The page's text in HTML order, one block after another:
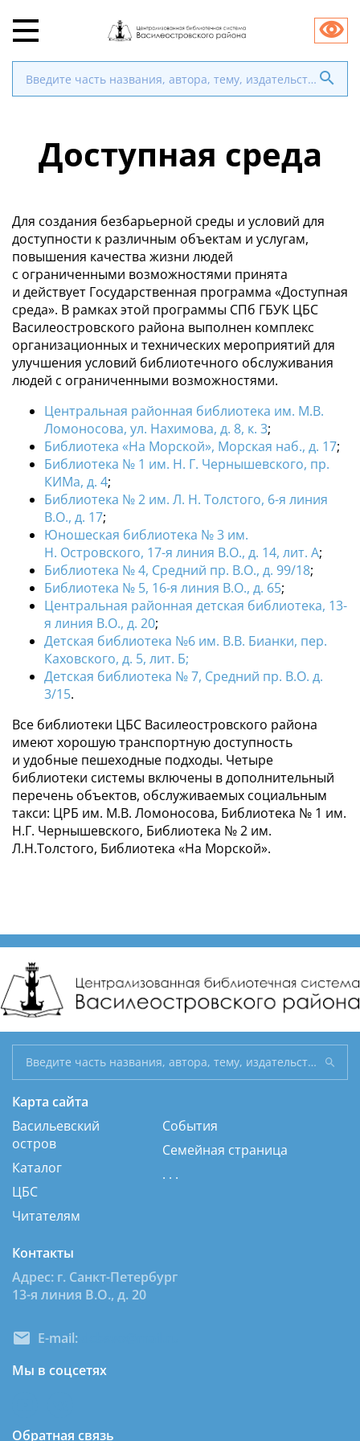
Доступная среда
Для создания безбарьерной среды и условий для
доступности к различным объектам и услугам,
повышения качества жизни людей
с ограниченными возможностями принята
и действует Государственная программа «Доступная
среда». В рамках этой программы СПб ГБУК ЦБС
Василеостровского района выполнен комплекс
организационных и технических мероприятий для
улучшения условий библиотечного обслуживания
людей с ограниченными возможностями.
Центральная районная библиотека им. М.В.
Ломоносова, ул. Нахимова, д. 8, к. 3;
Библиотека «На Морской», Морская наб., д. 17;
Библиотека № 1 им. Н. Г. Чернышевского, пр.
КИМа, д. 4;
Библиотека № 2 им. Л. Н. Толстого, 6-я линия
В.О., д. 17;
Юношеская библиотека № 3 им.
Н. Островского, 17-я линия В.О., д. 14, лит. А;
Библиотека № 4, Средний пр. В.О., д. 99/18;
Библиотека № 5, 16-я линия В.О., д. 65;
Центральная районная детская библиотека, 13-
я линия В.О., д. 20;
Детская библиотека №6 им. В.В. Бианки, пер.
Каховского, д. 5, лит. Б;
Детская библиотека № 7, Средний пр. В.О. д.
3/15.
Все библиотеки ЦБС Василеостровского района
имеют хорошую транспортную доступность
и удобные пешеходные подходы. Четыре
библиотеки системы включены в дополнительный
перечень объектов, обслуживаемых социальным
такси: ЦРБ им. М.В. Ломоносова, Библиотека № 1 им.
Н.Г. Чернышевского, Библиотека № 2 им.
Л.Н.Толстого, Библиотека «На Морской».
Карта сайта
Васильевский
остров
Каталог
ЦБС
Читателям
События
Семейная страница
. . .
Контакты
Адрес: г. Санкт-Петербург
13-я линия В.О., д. 20
E-mail:
Мы в соцсетях
Обратная связь